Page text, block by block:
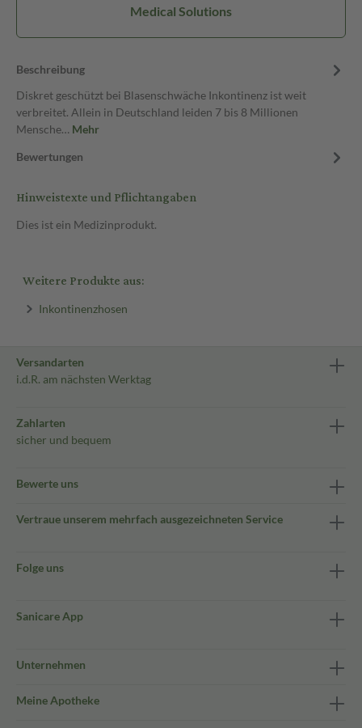
Medical Solutions
Beschreibung
Diskret geschützt bei Blasenschwäche Inkontinenz ist weit
verbreitet. Allein in Deutschland leiden 7 bis 8 Millionen
Mensche… Mehr
Bewertungen
Hinweistexte und Pflichtangaben
Dies ist ein Medizinprodukt.
Weitere Produkte aus:
Inkontinenzhosen
Versandarten
i.d.R. am nächsten Werktag
Zahlarten
sicher und bequem
Bewerte uns
Vertraue unserem mehrfach ausgezeichneten Service
Folge uns
Sanicare App
Unternehmen
Meine Apotheke